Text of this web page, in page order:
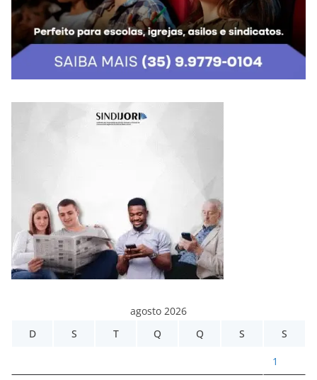
agosto 2026
D
S T Q Q S S
1